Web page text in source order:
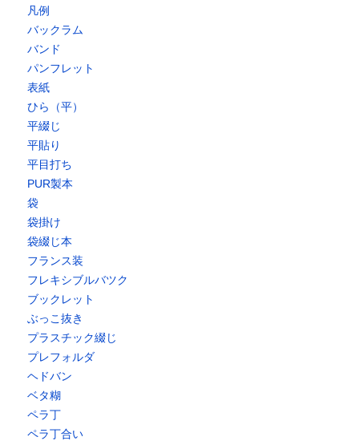
凡例
バックラム
バンド
パンフレット
表紙
ひら（平）
平綴じ
平貼り
平目打ち
PUR製本
袋
袋掛け
袋綴じ本
フランス装
フレキシブルバツク
ブックレット
ぶっこ抜き
プラスチック綴じ
プレフォルダ
ヘドバン
ベタ糊
ペラ丁
ペラ丁合い